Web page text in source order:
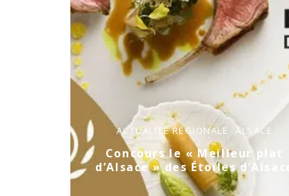
ACTUALITÉ RÉGIONALE ALSACE
Concours le « Meilleur plat
d’Alsace » des Étoiles d’Alsace